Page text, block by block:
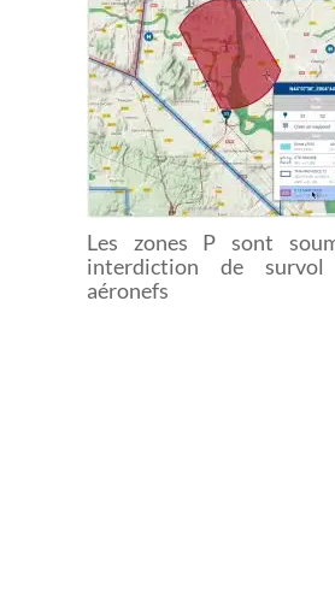
Les zones P sont
interdiction de
aéronefs